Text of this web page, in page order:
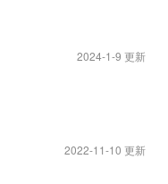
2024-1-9 更新
2022-11-10 更新